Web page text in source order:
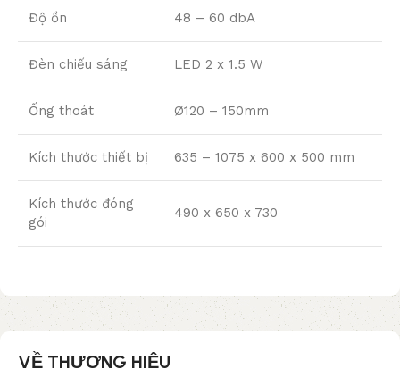
Độ ồn 48 – 60 dbA
Đèn chiếu sáng LED 2 x 1.5 W
Ống thoát Ø120 – 150mm
Kích thước thiết bị 635 – 1075 x 600 x 500 mm
Kích thước đóng
gói
490 x 650 x 730
VỀ THƯƠNG HIỆU